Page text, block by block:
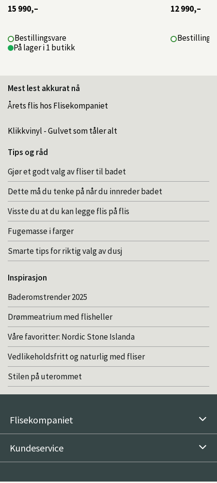
15 990,–
Bestillingsvare
På lager i 1 butikk
12 990,–
Mest lest akkurat nå
Årets flis hos Flisekompaniet
Klikkvinyl - Gulvet som tåler alt
Tips og råd
Gjør et godt valg av fliser til badet
Dette må du tenke på når du innreder badet
Visste du at du kan legge flis på flis
Fugemasse i farger
Smarte tips for riktig valg av dusj
Inspirasjon
Baderomstrender 2025
Drømmeatrium med flisheller
Våre favoritter: Nordic Stone Islanda
Vedlikeholdsfritt og naturlig med fliser
Stilen på uterommet
Flisekompaniet
Kundeservice